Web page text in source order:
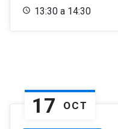
13:30 a 14:30
17 OCT